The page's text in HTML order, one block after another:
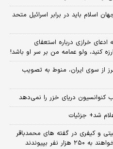
اسلام باید در برابر اسرائیل متحد
خرازی درباره استعفای
کنید، ولو عمامه من بر سر او باشد!
از سوی ایران، منوط به تصویب
دریای خزر را نمی‌دهد
شد+ جزئیات
جرم جدی امنیتی و کیفری در گفته های محمدباقر
بپیوندند